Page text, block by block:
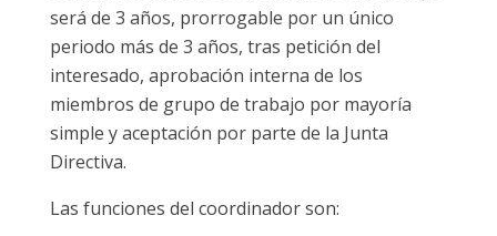
será de 3 años, prorrogable por un único
periodo más de 3 años, tras petición del
interesado, aprobación interna de los
miembros de grupo de trabajo por mayoría
simple y aceptación por parte de la Junta
Directiva.
Las funciones del coordinador son: